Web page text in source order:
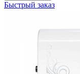
Быстрый заказ